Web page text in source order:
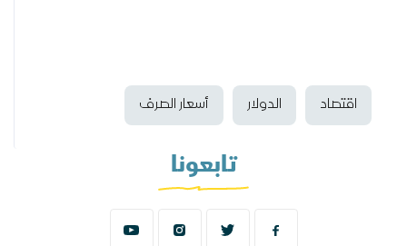
اقتصاد الدولار أسعار الصرف
تابعونا